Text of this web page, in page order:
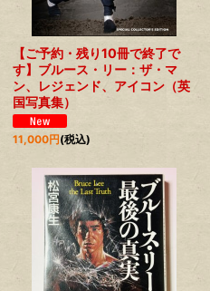
【ご予約・残り10冊で終了で
す】ブルース・リー：ザ・マ
ン、レジェンド、アイコン（英
国写真集）
11,000円(税込)